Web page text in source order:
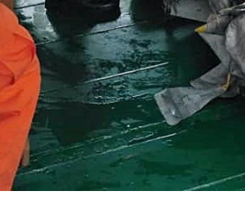
servicios de rescate han encontrado los
de Lion Air que se ha estrellado en
confirmó el jefe de las operaciones de
Los restos mortales fueron hallados a
de Tanjung Karawang, lugar donde
radares.
Nacional de Seguridad del
se encontraban dos pilotos y seis
por otra parte,
había dos niños y un